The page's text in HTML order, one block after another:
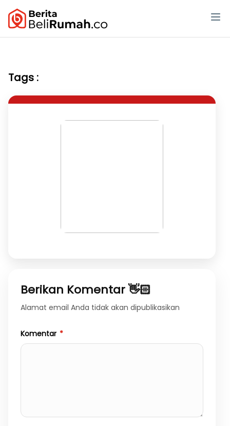
Tags :
Berikan Komentar 👋🏻
Alamat email Anda tidak akan dipublikasikan
Komentar *